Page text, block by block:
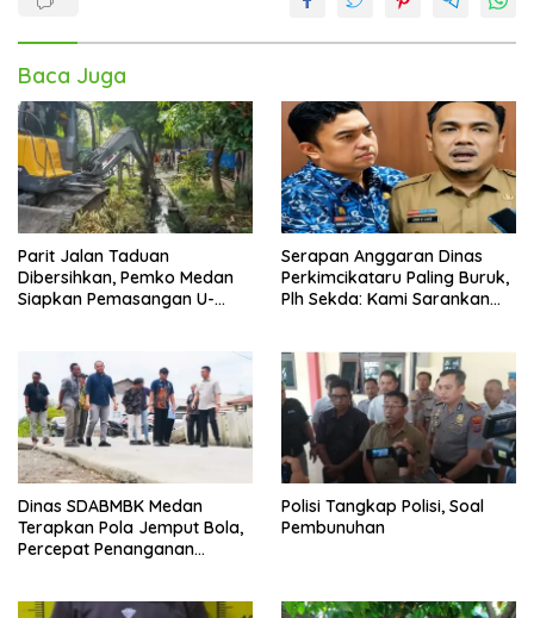
Baca Juga
Parit Jalan Taduan
Dibersihkan, Pemko Medan
Siapkan Pemasangan U-
Serapan Anggaran Dinas
Perkimcikataru Paling Buruk,
Plh Sekda: Kami Sarankan
Dinas SDABMBK Medan
Terapkan Pola Jemput Bola,
Percepat Penanganan
Polisi Tangkap Polisi, Soal
Pembunuhan